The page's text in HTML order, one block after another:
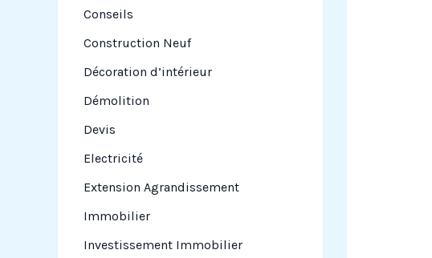
Conseils
Construction Neuf
Décoration d’intérieur
Démolition
Devis
Electricité
Extension Agrandissement
Immobilier
Investissement Immobilier